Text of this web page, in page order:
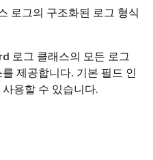
로그의 구조화된 로그 형식
로그 클래스의 모든 로그
제공합니다. 기본 필드 인
용할 수 있습니다.